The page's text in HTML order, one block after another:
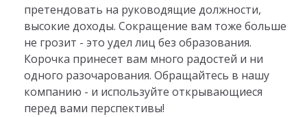
претендовать на руководящие должности,
высокие доходы. Сокращение вам тоже больше
не грозит - это удел лиц без образования.
Корочка принесет вам много радостей и ни
одного разочарования. Обращайтесь в нашу
компанию - и используйте открывающиеся
перед вами перспективы!